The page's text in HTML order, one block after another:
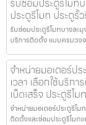
ประตูรีโมท ประตูรั้
รับซ่อมประตูรีโมทบางละมุ
บริการติดตั้ง แบบครบวง
จำหน่ายมอเตอร์ป
เวลา เลือกใช้บริก
เบ็ดเสร็จ ประตูรีโ
จำหน่ายมอเตอร์ประตูรีโม
ติดตั้งและซ่อมประตูรีโมท